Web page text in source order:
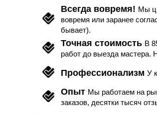
Всегда вовремя! Мы
вовремя или заранее
бывает).
Точная стоимость В
работ до выезда мастера.
Профессионализм У
Опыт Мы работаем на
заказов, десятки тысяч